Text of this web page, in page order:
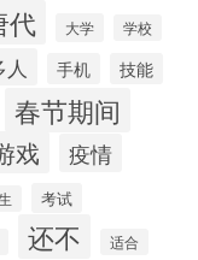
代 大学 学校
手机 技能
春节期间
戏 疫情
考试
还不 适合